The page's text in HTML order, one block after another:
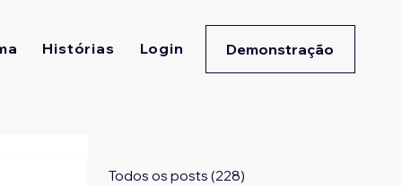
Histórias Login Demonstração
Todos os posts (228)